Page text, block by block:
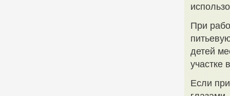
При
детей
участке
Если